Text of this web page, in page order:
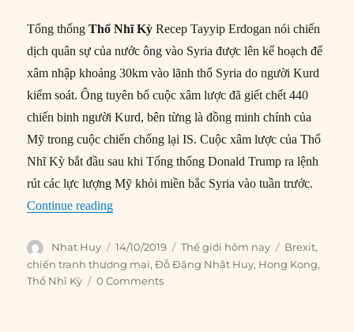
Tổng thốngThổ Nhĩ Kỳ Recep Tayyip Erdogan nói chiến
dịch quân sự của nước ông vào Syria được lên kế hoạch để
xâm nhập khoảng 30km vào lãnh thổ Syria do người Kurd
kiểm soát. Ông tuyên bố cuộc xâm lược đã giết chết 440
chiến binh người Kurd, bên từng là đồng minh chính của
Mỹ trong cuộc chiến chống lại IS. Cuộc xâm lược của Thổ
Nhĩ Kỳ bắt đầu sau khi Tổng thống Donald Trump ra lệnh
rút các lực lượng Mỹ khỏi miền bắc Syria vào tuần trước.
Continue reading“Thế giới hôm nay: 14/10/2019”
Author
Nhat Huy
Posted
on
14/10/2019 Categories
Thế giới hôm nay Tags
Brexit,
chiến tranh thương mại,Đỗ Đặng Nhật Huy, Hong Kong,
Thổ Nhĩ Kỳ
0 Comments